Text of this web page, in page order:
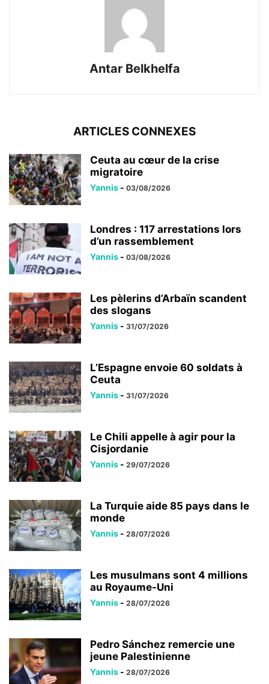
Antar Belkhelfa
ARTICLES CONNEXES
Ceuta au cœur de la crise
migratoire
Yannis - 03/08/2026
Londres : 117 arrestations lors
d’un rassemblement
Yannis - 03/08/2026
Les pèlerins d’Arbaïn scandent
des slogans
Yannis - 31/07/2026
L’Espagne envoie 60 soldats à
Ceuta
Yannis - 31/07/2026
Le Chili appelle à agir pour la
Cisjordanie
Yannis - 29/07/2026
La Turquie aide 85 pays dans le
monde
Yannis - 28/07/2026
Les musulmans sont 4 millions
au Royaume-Uni
Yannis - 28/07/2026
Pedro Sánchez remercie une
jeune Palestinienne
Yannis - 28/07/2026